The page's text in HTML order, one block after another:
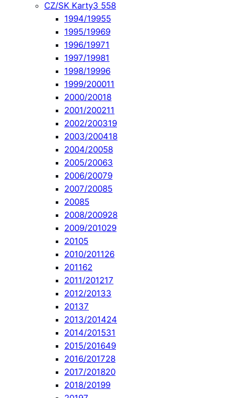
CZ/SK Karty3 558
1994/19955
1995/19969
1996/19971
1997/19981
1998/19996
1999/200011
2000/20018
2001/200211
2002/200319
2003/200418
2004/20058
2005/20063
2006/20079
2007/20085
20085
2008/200928
2009/201029
20105
2010/201126
201162
2011/201217
2012/20133
20137
2013/201424
2014/201531
2015/201649
2016/201728
2017/201820
2018/20199